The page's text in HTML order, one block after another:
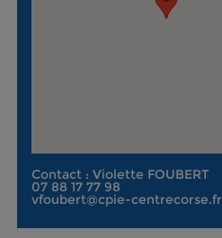
Contact : Violette FOUBERT
07 88 17 77 98
vfoubert@cpie-centrecorse.fr